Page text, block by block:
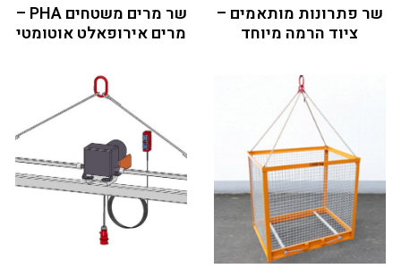
שר פתרונות מותאמים –
ציוד הרמה מיוחד
שר מרים משטחים PHA –
מרים אירופאלט אוטומטי